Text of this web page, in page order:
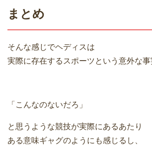
まとめ
そんな感じでヘディスは
実際に存在するスポーツという意外な事
「こんなのないだろ」
と思うような競技が実際にあるあたり
ある意味ギャグのようにも感じるし、